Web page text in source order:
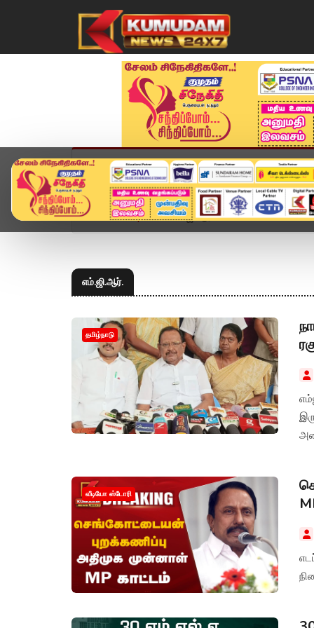
முகப்பு விளையாட்டு அண்மை
Home Topics எம்.ஜி.ஆர்.
எம்.ஜி.ஆர்.
தமிழ்நாடு
வீடியோ ஸ்டோரி